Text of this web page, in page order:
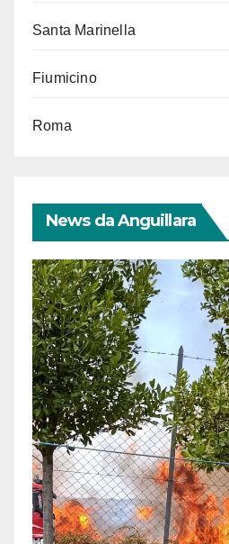
Santa Marinella
Fiumicino
Roma
News da Anguillara